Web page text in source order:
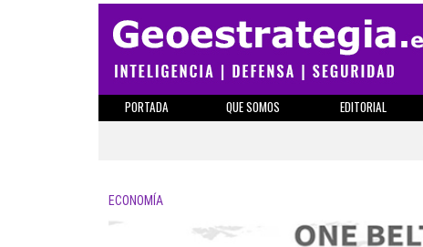
PORTADA QUE SOMOS EDITORIAL
ECONOMÍA